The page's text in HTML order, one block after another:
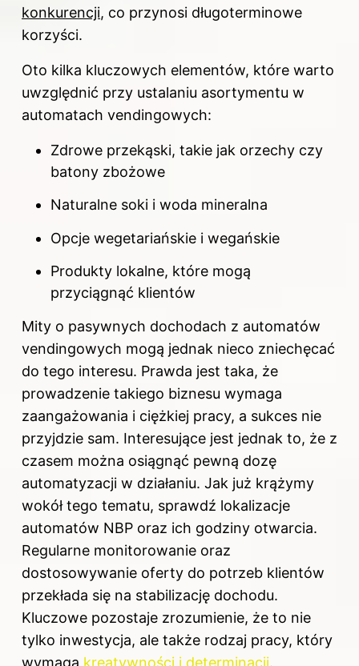
konkurencji, co przynosi długoterminowe
korzyści.
Oto kilka kluczowych elementów, które warto
uwzględnić przy ustalaniu asortymentu w
automatach vendingowych:
Zdrowe przekąski, takie jak orzechy czy
batony zbożowe
Naturalne soki i woda mineralna
Opcje wegetariańskie i wegańskie
Produkty lokalne, które mogą
przyciągnąć klientów
Mity o pasywnych dochodach z automatów
vendingowych mogą jednak nieco zniechęcać
do tego interesu. Prawda jest taka, że
prowadzenie takiego biznesu wymaga
zaangażowania i ciężkiej pracy, a sukces nie
przyjdzie sam. Interesujące jest jednak to, że z
czasem można osiągnąć pewną dozę
automatyzacji w działaniu. Jak już krążymy
wokół tego tematu, sprawdź lokalizacje
automatów NBP oraz ich godziny otwarcia.
Regularne monitorowanie oraz
dostosowywanie oferty do potrzeb klientów
przekłada się na stabilizację dochodu.
Kluczowe pozostaje zrozumienie, że to nie
tylko inwestycja, ale także rodzaj pracy, który
wymaga kreatywności i determinacji.